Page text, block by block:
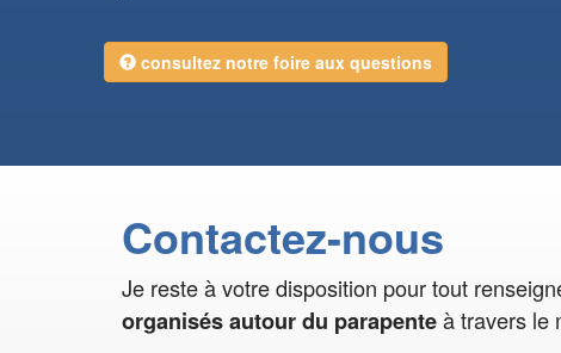
consultez notre foire aux questions
Contactez-nous
Je reste à votre disposition pour tout
organisés autour du parapenteà travers le